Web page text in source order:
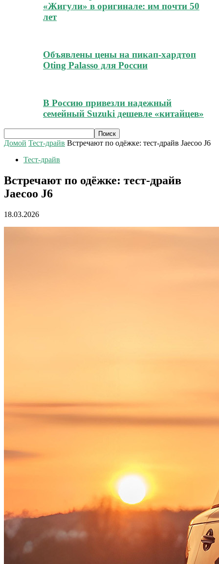
«Жигули» в оригинале: им почти 50
лет
Объявлены цены на пикап-хардтоп
Oting Palasso для России
В Россию привезли надежный
семейный Suzuki дешевле «китайцев»
Домой Тест-драйв Встречают по одёжке: тест-драйв Jaecoo J6
Тест-драйв
Встречают по одёжке: тест-драйв
Jaecoo J6
18.03.2026